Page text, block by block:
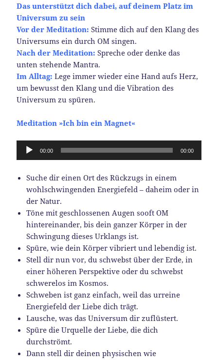
Das unterstützt dich dabei, auf deinem Platz im
Universum zu sein
Vor der Meditation: Stimme dich auf den Klang des
Universums ein durch OM singen.
Nach der Meditation: Spreche oder denke das
unten stehende Mantra.
Im Alltag: Lege immer wieder eine Hand aufs Herz,
um bewusst den Klang und die Vibration des
Universum zu spüren.
Meditation »Ich bin ein Magnet«
Audio-
00:00 00:00
Suche dir einen Ort des Rückzugs in einem
wohlschwingenden Energiefeld – daheim oder in
der Natur.
Töne mit geschlossenen Augen sooft OM
hintereinander, bis dein ganzer Körper in der
Schwingung dieses Urklangs ist.
Spüre, wie dein Körper vibriert und lebendig ist.
Stell dir nun vor, du schwebst über der Erde, in
einer höheren Perspektive oder du schwebst
schwerelos im Kosmos.
Schweben ist ganz einfach, weil das urreine
Energiefeld der Liebe dich trägt.
Lausche, was das Universum dir zuflüstert.
Spüre die Urquelle der Liebe, die dich
durchströmt.
Dann stell dir deinen physischen wie